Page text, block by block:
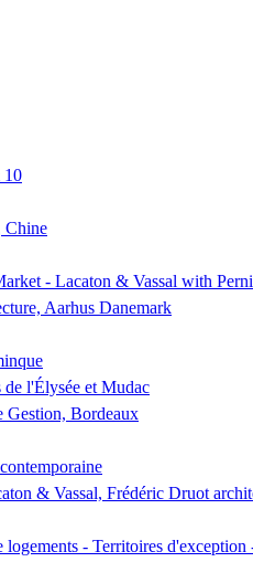
10
Chine
- Lacaton & Vassal with
Aarhus Danemark
de l'Élysée et Mudac
Gestion, Bordeaux
& Vassal, Frédéric Druot
logements - Territoires